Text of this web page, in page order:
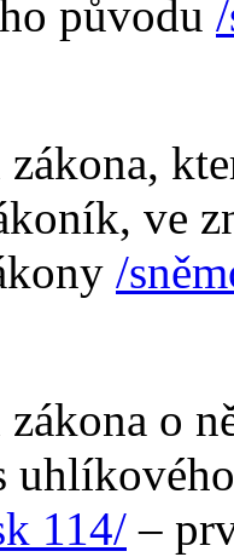
původu
ve
/
o
114/ –